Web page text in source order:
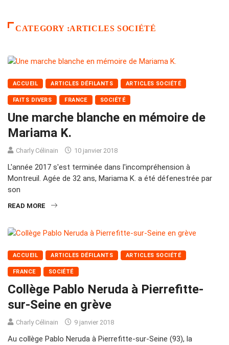
CATEGORY :ARTICLES SOCIÉTÉ
ACCUEIL ARTICLES DÉFILANTS ARTICLES SOCIÉTÉ
FAITS DIVERS FRANCE SOCIÉTÉ
Une marche blanche en mémoire de
Mariama K.
Charly Célinain 10 janvier 2018
L'année 2017 s'est terminée dans l'incompréhension à
Montreuil. Agée de 32 ans, Mariama K. a été défenestrée par
son
READ MORE
ACCUEIL ARTICLES DÉFILANTS ARTICLES SOCIÉTÉ
FRANCE SOCIÉTÉ
Collège Pablo Neruda à Pierrefitte-
sur-Seine en grève
Charly Célinain 9 janvier 2018
Au collège Pablo Neruda à Pierrefitte-sur-Seine (93), la